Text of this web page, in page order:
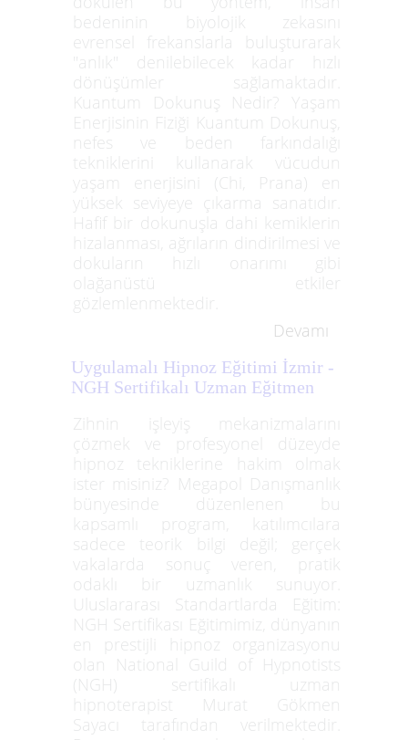
bedeninin biyolojik zekasını
evrensel frekanslarla buluşturarak
"anlık" denilebilecek kadar hızlı
dönüşümler sağlamaktadır.
Kuantum Dokunuş Nedir? Yaşam
Enerjisinin Fiziği Kuantum Dokunuş,
nefes ve beden farkındalığı
tekniklerini kullanarak vücudun
yaşam enerjisini (Chi, Prana) en
yüksek seviyeye çıkarma sanatıdır.
Hafif bir dokunuşla dahi kemiklerin
hizalanması, ağrıların dindirilmesi ve
dokuların hızlı onarımı gibi
olağanüstü etkiler
gözlemlenmektedir.
Devamı
Uygulamalı Hipnoz Eğitimi İzmir -
NGH Sertifikalı Uzman Eğitmen
Zihnin işleyiş mekanizmalarını
çözmek ve profesyonel düzeyde
hipnoz tekniklerine hakim olmak
ister misiniz? Megapol Danışmanlık
bünyesinde düzenlenen bu
kapsamlı program, katılımcılara
sadece teorik bilgi değil; gerçek
vakalarda sonuç veren, pratik
odaklı bir uzmanlık sunuyor.
Uluslararası Standartlarda Eğitim:
NGH Sertifikası Eğitimimiz, dünyanın
en prestijli hipnoz organizasyonu
olan National Guild of Hypnotists
(NGH) sertifikalı uzman
hipnoterapist Murat Gökmen
Sayacı tarafından verilmektedir.